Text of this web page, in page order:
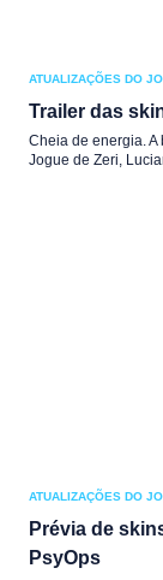
ATUALIZAÇÕES DO
Trailer das
Cheia de energia. A
Jogue de Zeri,
ATUALIZAÇÕES DO
Prévia de
PsyOps